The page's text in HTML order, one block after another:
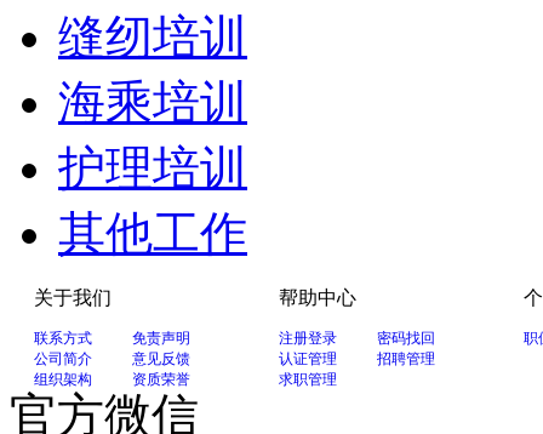
缝纫培训
海乘培训
护理培训
其他工作
关于我们
联系方式
免责声明
公司简介
意见反馈
组织架构
资质荣誉
帮助中心
注册登录
密码找回
认证管理
招聘管理
求职管理
职
官方微信